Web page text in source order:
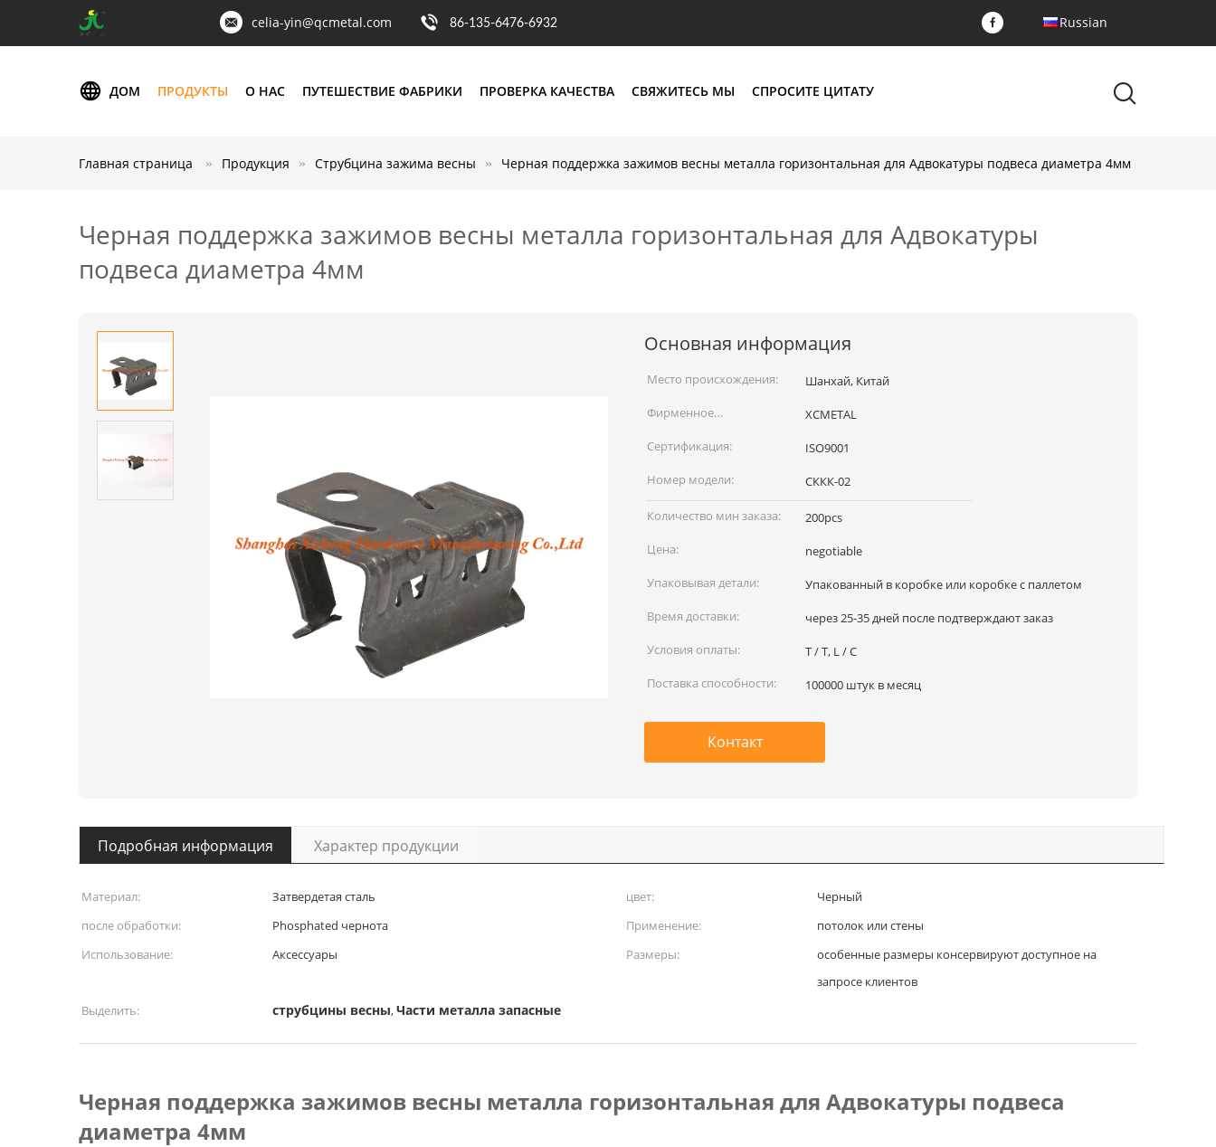
celia-yin@qcmetal.com 86-135-6476-6932 Russian
ДОМ ПРОДУКТЫ О НАС ПУТЕШЕСТВИЕ ФАБРИКИ ПРОВЕРКА КАЧЕСТВА СВЯЖИТЕСЬ МЫ СПРОСИТЕ ЦИТАТУ
Главная страница Продукция Струбцина зажима весны Черная поддержка зажимов весны металла горизонтальная для Адвокатуры подвеса диаметра 4мм
Черная поддержка зажимов весны металла горизонтальная для Адвокатуры
подвеса диаметра 4мм
Основная информация
Место происхождения:
Шанхай, Китай
Фирменное
наименование:
XCMETAL
Сертификация:
ISO9001
Номер модели:
СККК-02
Количество мин заказа:
200pcs
Цена:
negotiable
Упаковывая детали:
Упакованный в коробке или коробке с паллетом
Время доставки:
через 25-35 дней после подтверждают заказ
Условия оплаты:
T / T, L / C
Поставка способности:
100000 штук в месяц
Контакт
Подробная информация Характер продукции
Материал: Затвердетая сталь цвет:
Черный
после обработки:
Phosphated чернота Применение:
потолок или стены
Использование:
Аксессуары Размеры:
особенные размеры консервируют доступное на
запросе клиентов
Выделить:
струбцины весны,Части металла запасные
Черная поддержка зажимов весны металла горизонтальная для Адвокатуры подвеса
диаметра 4мм